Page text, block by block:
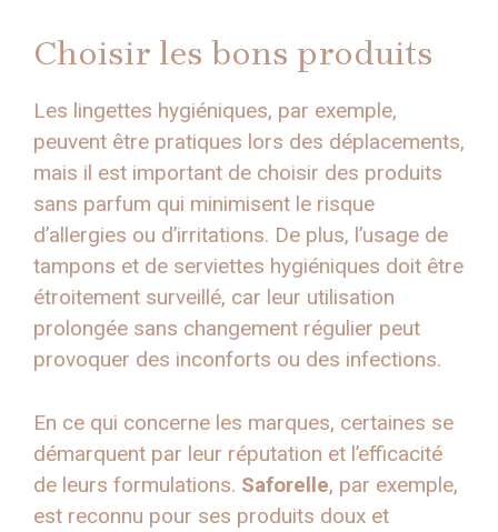
Choisir les bons produits
Les lingettes hygiéniques, par exemple,
peuvent être pratiques lors des déplacements,
mais il est important de choisir des produits
sans parfum qui minimisent le risque
d’allergies ou d’irritations. De plus, l’usage de
tampons et de serviettes hygiéniques doit être
étroitement surveillé, car leur utilisation
prolongée sans changement régulier peut
provoquer des inconforts ou des infections.
En ce qui concerne les marques, certaines se
démarquent par leur réputation et l’efficacité
de leurs formulations. Saforelle, par exemple,
est reconnu pour ses produits doux et